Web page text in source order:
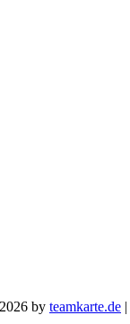
by teamkarte.de |